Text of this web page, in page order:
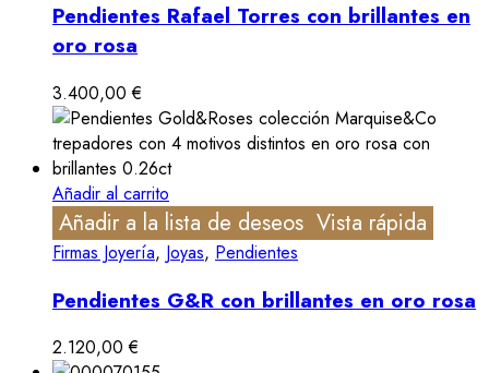
Pendientes Rafael Torres con brillantes en
oro rosa
3.400,00€
Añadir al carrito
Añadir a la lista de deseos Vista rápida
Firmas Joyería, Joyas, Pendientes
Pendientes G&R con brillantes en oro rosa
2.120,00€